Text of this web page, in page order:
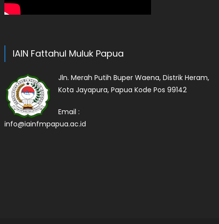
IAIN Fattahul Muluk Papua
Jln. Merah Putih Buper Waena, Distrik Heram,
Kota Jayapura, Papua Kode Pos 99142
Email :
info@iainfmpapua.ac.id